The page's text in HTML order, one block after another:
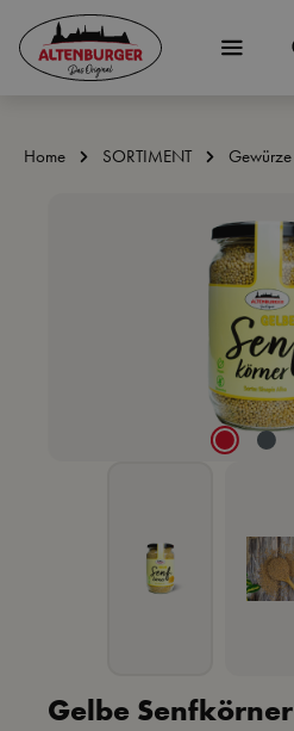
Zum Hauptinhalt springen
Home SORTIMENT Gewürze
Gelbe Senfkörner